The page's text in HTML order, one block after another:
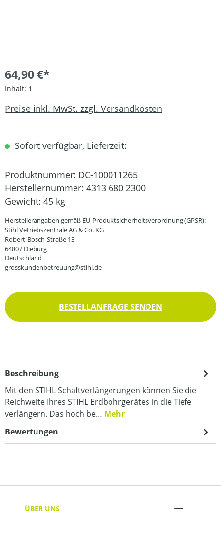
64,90 €*
Inhalt: 1
Preise inkl. MwSt. zzgl. Versandkosten
Sofort verfügbar, Lieferzeit:
Produktnummer: DC-100011265
Herstellernummer: 4313 680 2300
Gewicht: 45 kg
Herstellerangaben gemäß EU-Produktsicherheitsverordnung (GPSR):
Stihl Vetriebszentrale AG & Co. KG
Robert-Bosch-Straße 13
64807 Dieburg
Deutschland
grosskundenbetreuung@stihl.de
BESTELLANFRAGE SENDEN
Beschreibung
Mit den STIHL Schaftverlängerungen können Sie die
Reichweite Ihres STIHL Erdbohrgerätes in die Tiefe
verlängern. Das hoch be… Mehr
Bewertungen
ÜBER UNS